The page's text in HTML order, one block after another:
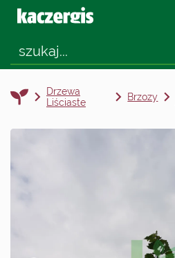
Drzewa
Liściaste
Brzozy